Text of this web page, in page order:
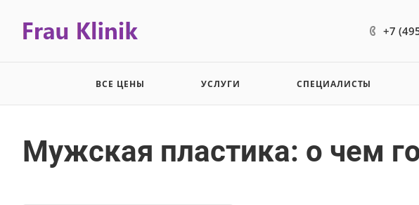
+7
ВСЕ ЦЕНЫ УСЛУГИ СПЕЦИАЛИСТЫ
Мужская пластика: о чем